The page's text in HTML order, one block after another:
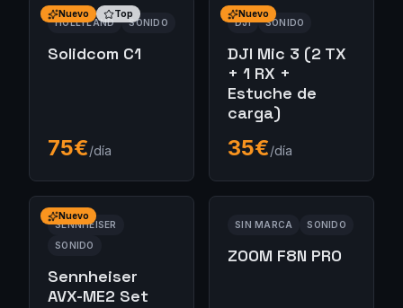
Nuevo
Top
HOLLYLAND
SONIDO
Solidcom C1
75€/día
Nuevo
DJI
SONIDO
DJI Mic 3 (2 TX
+ 1 RX +
Estuche de
carga)
35€/día
Nuevo
SENNHEISER
SONIDO
Sennheiser
AVX-ME2 Set
SIN MARCA SONIDO
ZOOM F8N PRO